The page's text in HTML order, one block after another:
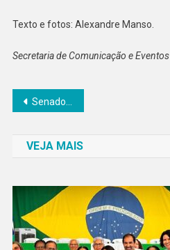
Texto e fotos: Alexandre Manso.
Secretaria de Comunicação e Eventos
Navegação
Post
Senador Canedo realiza o Encontro das Crocheteiras em parceria com o Sebrae
VEJA MAIS